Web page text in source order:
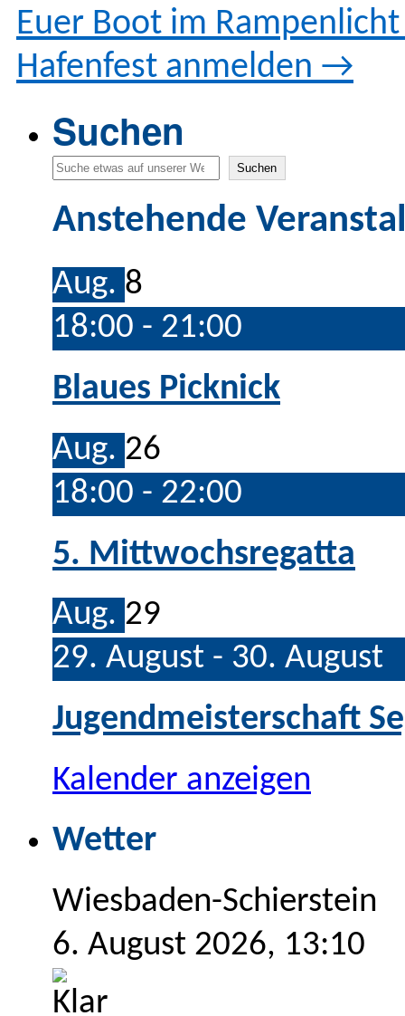
Euer Boot im
Hafenfest anmelden →
Suchen
Suchen
Anstehende
Aug. 8
18:00 - 21:00
Blaues Picknick
Aug. 26
18:00 - 22:00
5. Mittwochsregatta
Aug. 29
29. August - 30. August
Jugendmeisterschaft
Kalender anzeigen
Wetter
Wiesbaden-Schierstein
6. August 2026, 13:10